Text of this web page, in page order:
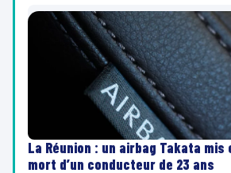
La Réunion : un airbag Takata mis
mort d’un conducteur de 23 ans